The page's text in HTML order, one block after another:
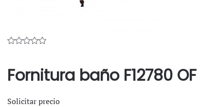
Fornitura baño F12780 OF
Solicitar precio